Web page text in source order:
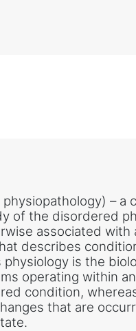
–
of the disordered
associated with
describes
is the
operating within
condition,
that are